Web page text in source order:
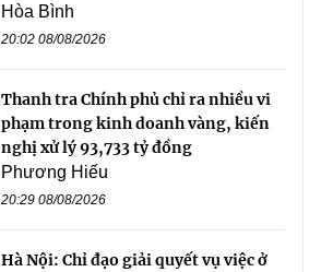
Hòa Bình
20:02 08/08/2026
Thanh tra Chính phủ chỉ ra nhiều vi
phạm trong kinh doanh vàng, kiến
nghị xử lý 93,733 tỷ đồng
Phương Hiếu
20:29 08/08/2026
Hà Nội: Chỉ đạo giải quyết vụ việc ở